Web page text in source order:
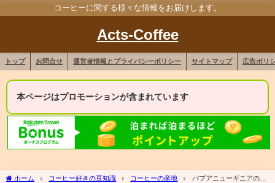
コーヒーに関する様々な情報をお届けします。
Acts-Coffee
トップ お問合せ 運営者情報とプライバシーポリシー サイトマップ 広告ポリ
本ページはプロモーションが含まれています
ホーム コーヒー好きの豆知識 コーヒーの産地
パプアニューギニアのコ